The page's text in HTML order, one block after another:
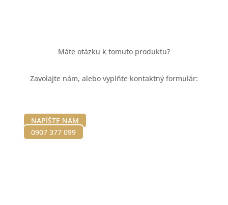
Máte otázku k tomuto produktu?
Zavolajte nám, alebo vyplňte kontaktný formulár:
NAPÍŠTE NÁM
0907 377 099